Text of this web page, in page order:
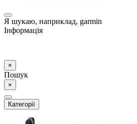
Я шукаю, наприклад, garmin
Інформація
×
Пошук
×
Категорії